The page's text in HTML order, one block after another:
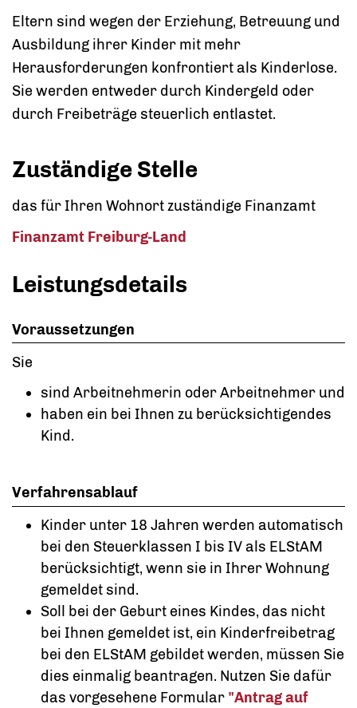
Eltern sind wegen der Erziehung, Betreuung und
Ausbildung ihrer Kinder mit mehr
Herausforderungen konfrontiert als Kinderlose.
Sie werden entweder durch Kindergeld oder
durch Freibeträge steuerlich entlastet.
Zuständige Stelle
das für Ihren Wohnort zuständige Finanzamt
Finanzamt Freiburg-Land
Leistungsdetails
Voraussetzungen
Sie
sind Arbeitnehmerin oder Arbeitnehmer und
haben ein bei Ihnen zu berücksichtigendes
Kind.
Verfahrensablauf
Kinder unter 18 Jahren werden automatisch
bei den Steuerklassen I bis IV als ELStAM
berücksichtigt, wenn sie in Ihrer Wohnung
gemeldet sind.
Soll bei der Geburt eines Kindes, das nicht
bei Ihnen gemeldet ist, ein Kinderfreibetrag
bei den ELStAM gebildet werden, müssen Sie
dies einmalig beantragen. Nutzen Sie dafür
das vorgesehene Formular "Antrag auf